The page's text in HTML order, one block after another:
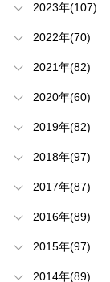
2023年(107)
2022年(70)
2021年(82)
2020年(60)
2019年(82)
2018年(97)
2017年(87)
2016年(89)
2015年(97)
2014年(89)